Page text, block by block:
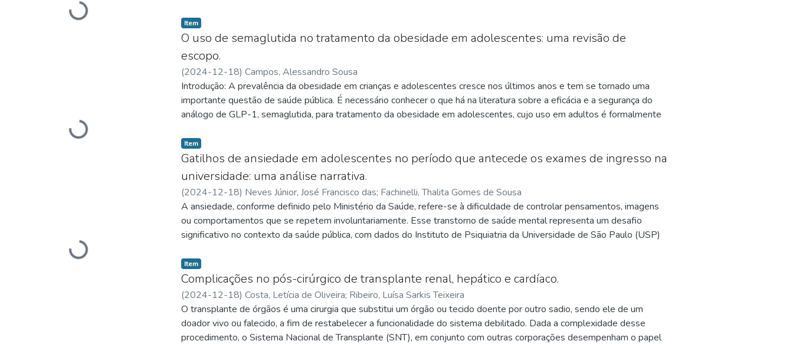
Carregando...
mais sujeita ao desenvolvimento dessas psicopatologias. Foram utilizados os termos “Saúde Mental”, “Vulnerabilidade
Social”, “Transtorno Mental” e “Atenção Psicossocial” nas seguintes bases de dados: SciELO Brasil, Biblioteca Virtual
encaixavam nos critérios de inclusão, permitindo uma análise crítica das informações disponíveis. Em síntese os estudos
apontam que o fator econômico tem alta relevância quanto ao risco de desenvolvimento de transtornos mentais.
Carregando...
Item
O uso de semaglutida no tratamento da obesidade em adolescentes: uma revisão de
escopo.
(2024-12-18) Campos, Alessandro Sousa
Introdução: A prevalência da obesidade em crianças e adolescentes cresce nos últimos anos e tem se tornado uma
importante questão de saúde pública. É necessário conhecer o que há na literatura sobre a eficácia e a segurança do
análogo de GLP-1, semaglutida, para tratamento da obesidade em adolescentes, cujo uso em adultos é formalmente
PubMed para seleção dos artigos. O screening foi realizado por meio da plataforma Rayyan e, posteriormente, leitura
integral dos estudos selecionados. Resultados e Discussão: Foram encontrados 347 artigos, dos quais 5 se
encaixavam nos critérios de inclusão. Mostrou-se que, assim como ocorre em adultos, a semaglutida é um
medicamento eficaz no tratamento da obesidade e de parâmetros associados a essa condição. Também foi possível
observar que a maior parte dos eventos adversos são classificados como leves, dentre eles: diarreia, náuseas e
vômitos. Efeitos de maior gravidade também puderam ser observados, como colelitíase, pancreatite, ideação suicida e
distúrbios alimentares. Apesar dos resultados, a escassez de resultados dificulta a indicação da prescrição desse
fármaco.
Carregando...
Item
Gatilhos de ansiedade em adolescentes no período que antecede os exames de ingresso na
universidade: uma análise narrativa.
(2024-12-18) Neves Júnior, José Francisco das; Fachinelli, Thalita Gomes de Sousa
A ansiedade, conforme definido pelo Ministério da Saúde, refere-se à dificuldade de controlar pensamentos, imagens
ou comportamentos que se repetem involuntariamente. Esse transtorno de saúde mental representa um desafio
significativo no contexto da saúde pública, com dados do Instituto de Psiquiatria da Universidade de São Paulo (USP)
vida adulta, as demandas sociais e emocionais, especialmente no período do Ensino Médio, têm se mostrado fatores
desencadeantes de crises de ansiedade. Este estudo tem como objetivo investigar os fatores associados à ansiedade
em adolescentes no período que antecede os exames de ingresso na universidade, identificando como essa condição
afeta seu bem-estar emocional, desempenho acadêmico e planejamento de vida, a fim de descrever as estratégias de
suporte psicológico e educativo que possam mitigar os impactos negativos da ansiedade nesse contexto. Foi realizada
uma revisão nas seguintes bases de dados: SciELO Brasil e Google Acadêmico. Foram encontrados 8 artigos que
Item
Complicações no pós-cirúrgico de transplante renal, hepático e cardíaco.
(2024-12-18) Costa, Letícia de Oliveira; Ribeiro, Luísa Sarkis Teixeira
O transplante de órgãos é uma cirurgia que substitui um órgão ou tecido doente por outro sadio, sendo ele de um
doador vivo ou falecido, a fim de restabelecer a funcionalidade do sistema debilitado. Dada a complexidade desse
procedimento, o Sistema Nacional de Transplante (SNT), em conjunto com outras corporações desempenham o papel